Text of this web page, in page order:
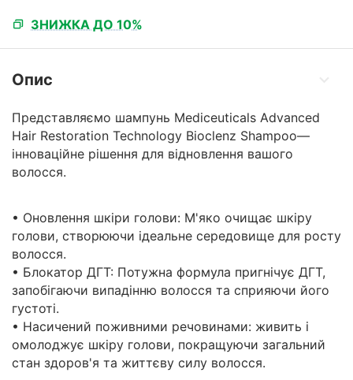
ЗНИЖКА ДО 10%
Опис
Представляємо шампунь Mediceuticals Advanced
Hair Restoration Technology Bioclenz Shampoo—
інноваційне рішення для відновлення вашого
волосся.
• Оновлення шкіри голови: М'яко очищає шкіру
голови, створюючи ідеальне середовище для росту
волосся.
• Блокатор ДГТ: Потужна формула пригнічує ДГТ,
запобігаючи випадінню волосся та сприяючи його
густоті.
• Насичений поживними речовинами: живить і
омолоджує шкіру голови, покращуючи загальний
стан здоров'я та життєву силу волосся.